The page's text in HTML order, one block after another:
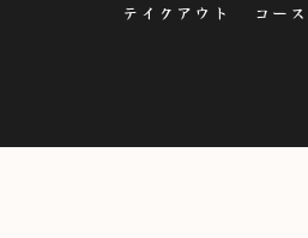
テイクアウト
コース